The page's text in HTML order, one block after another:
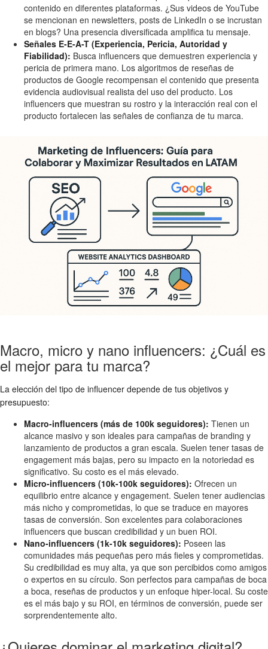
contenido en diferentes plataformas. ¿Sus videos de YouTube
se mencionan en newsletters, posts de LinkedIn o se incrustan
en blogs? Una presencia diversificada amplifica tu mensaje.
Señales E-E-A-T (Experiencia, Pericia, Autoridad y
Fiabilidad): Busca influencers que demuestren experiencia y
pericia de primera mano. Los algoritmos de reseñas de
productos de Google recompensan el contenido que presenta
evidencia audiovisual realista del uso del producto. Los
influencers que muestran su rostro y la interacción real con el
producto fortalecen las señales de confianza de tu marca.
Macro, micro y nano influencers: ¿Cuál es
el mejor para tu marca?
La elección del tipo de influencer depende de tus objetivos y
presupuesto:
Macro-influencers (más de 100k seguidores): Tienen un
alcance masivo y son ideales para campañas de branding y
lanzamiento de productos a gran escala. Suelen tener tasas de
engagement más bajas, pero su impacto en la notoriedad es
significativo. Su costo es el más elevado.
Micro-influencers (10k-100k seguidores): Ofrecen un
equilibrio entre alcance y engagement. Suelen tener audiencias
más nicho y comprometidas, lo que se traduce en mayores
tasas de conversión. Son excelentes para colaboraciones
influencers que buscan credibilidad y un buen ROI.
Nano-influencers (1k-10k seguidores): Poseen las
comunidades más pequeñas pero más fieles y comprometidas.
Su credibilidad es muy alta, ya que son percibidos como amigos
o expertos en su círculo. Son perfectos para campañas de boca
a boca, reseñas de productos y un enfoque hiper-local. Su coste
es el más bajo y su ROI, en términos de conversión, puede ser
sorprendentemente alto.